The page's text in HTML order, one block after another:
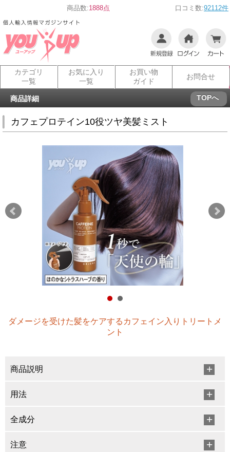
商品数:1888点 口コミ数:92112件
カテゴリ
一覧
お気に入り
一覧
お買い物
ガイド
お問合せ
商品詳細 TOPへ
カフェプロテイン10役ツヤ美髪ミスト
ダメージを受けた髪をケアするカフェイン入りトリートメ
ント
商品説明
用法
全成分
注意